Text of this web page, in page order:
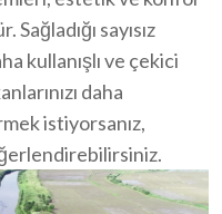
sayısız
kullanışlı ve çekici
daha
istiyorsanız,